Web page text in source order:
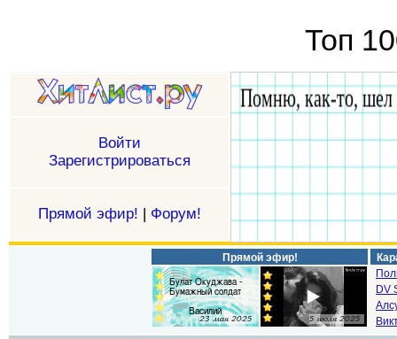
Топ
Войти
Зарегистрироваться
Прямой эфир! | Форум!
Прямой эфир!
DV